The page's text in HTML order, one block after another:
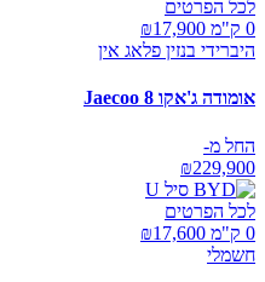
לכל הפרטים
0 ק"מ ₪
17,900
היברידי בנזין פלאג אין
אומודה ג'אקו Jaecoo 8
החל מ-
₪229,900
לכל הפרטים
0 ק"מ ₪
17,600
חשמלי